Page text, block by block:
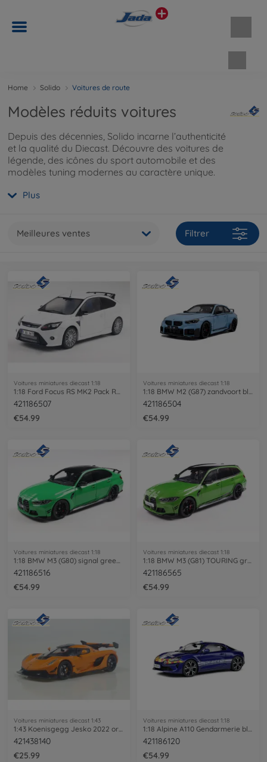
Home Solido Voitures de route
Modèles réduits voitures
Depuis des décennies, Solido incarne l’authenticité
et la qualité du Diecast. Découvre des voitures de
légende, des icônes du sport automobile et des
modèles tuning modernes au caractère unique.
emblématiques.
Plus
Meilleures ventes Filtrer
Voitures miniatures diecast 1:18
1:18 Ford Focus RS MK2 Pack RS Plus
421186507
€54.99
Voitures miniatures diecast 1:18
1:18 BMW M2 (G87) zandvoort blue
421186504
€54.99
Voitures miniatures diecast 1:18
421186516
€54.99
Voitures miniatures diecast 1:18
421186565
€54.99
Voitures miniatures diecast 1:43
1:43 Koenisgegg Jesko 2022 orange
421438140
€25.99
Voitures miniatures diecast 1:18
1:18 Alpine A110 Gendarmerie blue
421186120
€54.99